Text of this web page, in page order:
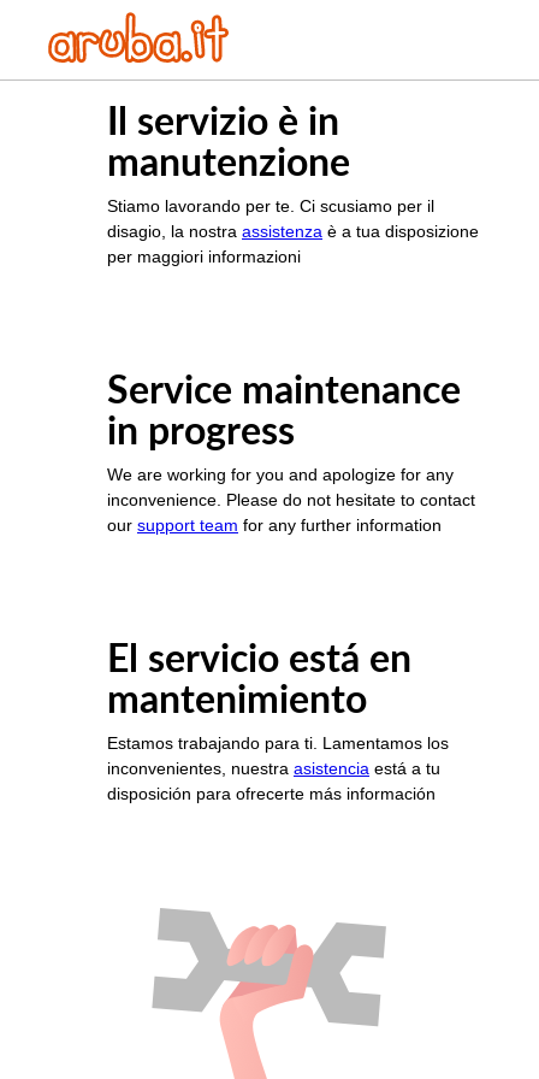
Il servizio è in
manutenzione
Stiamo lavorando per te. Ci scusiamo per il
disagio, la nostra assistenza è a tua disposizione
per maggiori informazioni
Service maintenance
in progress
We are working for you and apologize for any
inconvenience. Please do not hesitate to contact
our support team for any further information
El servicio está en
mantenimiento
Estamos trabajando para ti. Lamentamos los
inconvenientes, nuestra asistencia está a tu
disposición para ofrecerte más información